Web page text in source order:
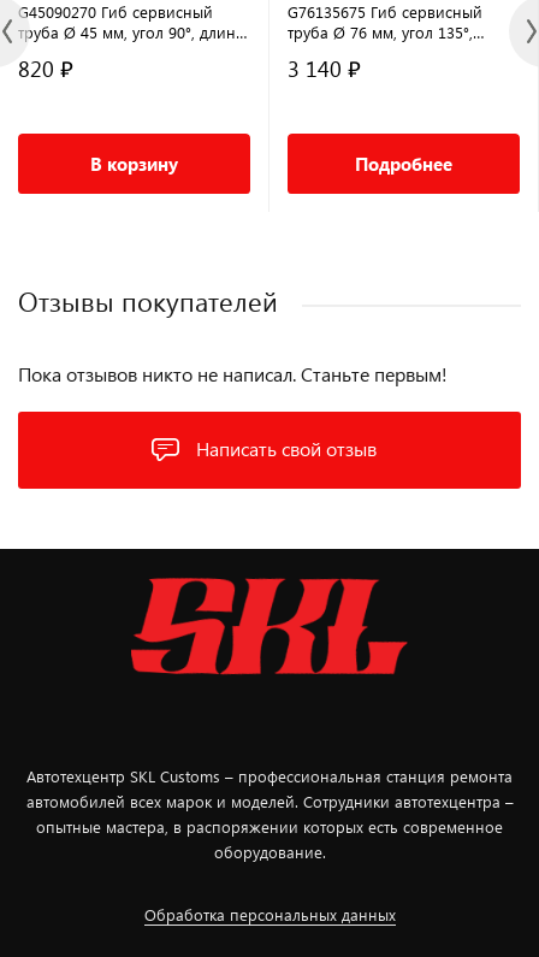
G45090270 Гиб сервисный
труба Ø 45 мм, угол 90°, длина
820 ₽
В корзину
G76135675 Гиб сервисный
труба Ø 76 мм, угол 135°,
3 140 ₽
Подробнее
Отзывы покупателей
Написать свой отзыв
Пока отзывов никто не написал. Станьте первым!
Автотехцентр SKL Customs – профессиональная станция ремонта
автомобилей всех марок и моделей. Сотрудники автотехцентра –
опытные мастера, в распоряжении которых есть современное
оборудование.
Обработка персональных данных